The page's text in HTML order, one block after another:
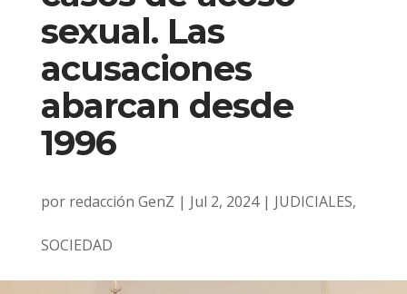
sexual. Las
acusaciones
abarcan desde
1996
por redacción GenZ | Jul 2, 2024| JUDICIALES,
SOCIEDAD